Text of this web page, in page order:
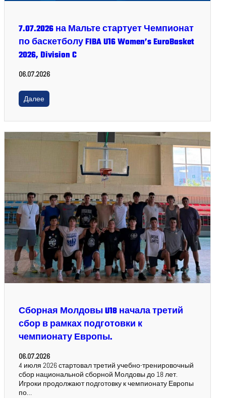
7.07.2026 на Мальте стартует Чемпионат
по баскетболу FIBA U16 Women’s EuroBasket
2026, Division C
06.07.2026
Далее
Сборная Молдовы U18 начала третий
сбор в рамках подготовки к
чемпионату Европы.
06.07.2026
4 июля 2026 стартовал третий учебно-тренировочный
сбор национальной сборной Молдовы до 18 лет.
Игроки продолжают подготовку к чемпионату Европы
по…